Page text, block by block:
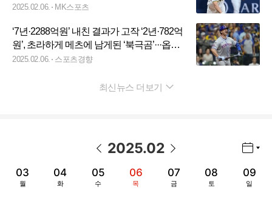
2025.02.06. MK스포츠
‘7년·2288억원’ 내친 결과가 고작 ‘2년·782억
원’, 초라하게 메츠에 남게된 ‘북극곰’···옵트
아웃으로 ‘FA 재수’ 도전
2025.02.06. 스포츠경향
최신뉴스 더보기
2025.02
03
월
04
화
05
수
06
목
07
금
08
토
09
일